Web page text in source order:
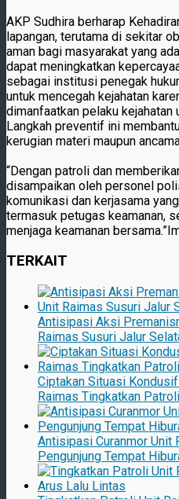
AKP Sudhira berharap
lapangan, terutama di sekitar
aman bagi masyarakat yang
dapat meningkatkan
sebagai institusi penegak
untuk mencegah kejahatan
dimanfaatkan pelaku kejahatan
Langkah preventif ini
kerugian materi maupun
“Dengan patroli dan
disampaikan oleh personel
komunikasi dan kerjasama
termasuk petugas keamanan,
menjaga keamanan
TERKAIT
Antisipasi Aksi
Raimas Susuri Jalur
Ciptakan Situasi
Raimas Tingkatkan
Antisipasi Curanmor Unit
Pengunjung Tempat